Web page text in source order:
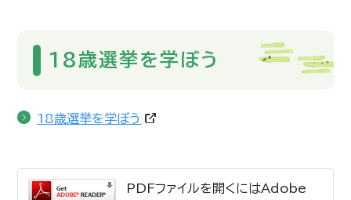
18歳選挙を学ぼう
18歳選挙を学ぼう
PDFファイルを開くにはAdobe